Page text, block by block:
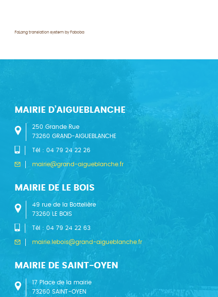
FaLang translation system by Faboba
MAIRIE D’AIGUEBLANCHE
250 Grande Rue
73260 GRAND-AIGUEBLANCHE
Tél : 04 79 24 22 26
mairie@grand-aigueblanche.fr
MAIRIE DE LE BOIS
49 rue de la Bottelière
73260 LE BOIS
Tél : 04 79 24 22 63
mairie.lebois@grand-aigueblanche.fr
MAIRIE DE SAINT-OYEN
17 Place de la mairie
73260 SAINT-OYEN